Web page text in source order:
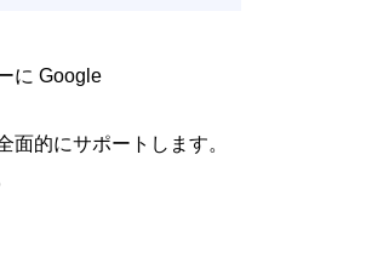
に Google
的にサポートします。